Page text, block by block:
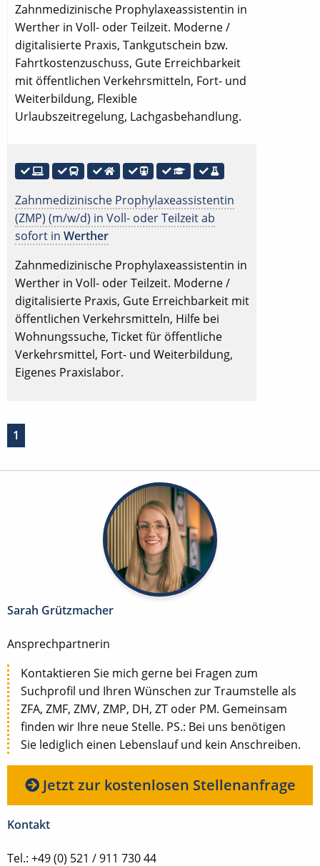
Zahnmedizinische Prophylaxeassistentin in
Werther in Voll- oder Teilzeit. Moderne /
digitalisierte Praxis, Tankgutschein bzw.
Fahrtkostenzuschuss, Gute Erreichbarkeit
mit öffentlichen Verkehrsmitteln, Fort- und
Weiterbildung, Flexible
Urlaubszeitregelung, Lachgasbehandlung.
Zahnmedizinische Prophylaxeassistentin
(ZMP) (m/w/d) in Voll- oder Teilzeit ab
sofort in Werther
Zahnmedizinische Prophylaxeassistentin in
Werther in Voll- oder Teilzeit. Moderne /
digitalisierte Praxis, Gute Erreichbarkeit mit
öffentlichen Verkehrsmitteln, Hilfe bei
Wohnungssuche, Ticket für öffentliche
Verkehrsmittel, Fort- und Weiterbildung,
Eigenes Praxislabor.
1
Sarah Grützmacher
Ansprechpartnerin
Kontaktieren Sie mich gerne bei Fragen zum
Suchprofil und Ihren Wünschen zur Traumstelle als
ZFA, ZMF, ZMV, ZMP, DH, ZT oder PM. Gemeinsam
finden wir Ihre neue Stelle. PS.: Bei uns benötigen
Sie lediglich einen Lebenslauf und kein Anschreiben.
Jetzt zur kostenlosen Stellenanfrage
Kontakt
Tel.: +49 (0) 521 / 911 730 44